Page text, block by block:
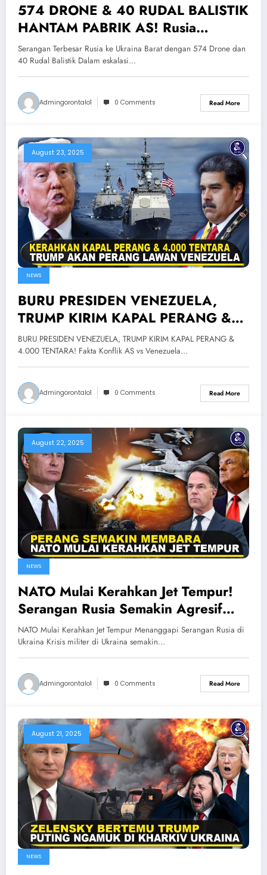
574 DRONE & 40 RUDAL BALISTIK
HANTAM PABRIK AS! Rusia
Lancarkan Serangan Terbesar Ke
Ukraina Barat
Serangan Terbesar Rusia ke Ukraina Barat dengan 574 Drone dan
40 Rudal Balistik Dalam eskalasi…
Admingorontalo1 0 Comments Read More
August 23, 2025
NEWS
BURU PRESIDEN VENEZUELA,
TRUMP KIRIM KAPAL PERANG &
4.000 TENTARA! Fakta Konflik AS
vs Venezuela
BURU PRESIDEN VENEZUELA, TRUMP KIRIM KAPAL PERANG &
4.000 TENTARA! Fakta Konflik AS vs Venezuela…
Admingorontalo1 0 Comments Read More
August 22, 2025
NEWS
NATO Mulai Kerahkan Jet Tempur!
Serangan Rusia Semakin Agresif
Hancurkan Ukraina & NATO
NATO Mulai Kerahkan Jet Tempur Menanggapi Serangan Rusia di
Ukraina Krisis militer di Ukraina semakin…
Admingorontalo1 0 Comments Read More
August 21, 2025
NEWS